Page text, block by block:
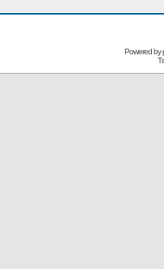
Powered by